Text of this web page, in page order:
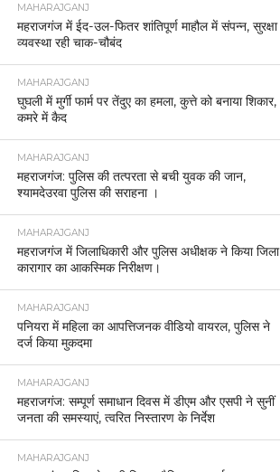
MAHARAJGANJ
महराजगंज में ईद-उल-फितर शांतिपूर्ण माहौल में संपन्न, सुरक्षा
व्यवस्था रही चाक-चौबंद
MAHARAJGANJ
घुघली में मुर्गी फार्म पर तेंदुए का हमला, कुत्ते को बनाया शिकार,
कमरे में कैद
MAHARAJGANJ
महराजगंज: पुलिस की तत्परता से बची युवक की जान,
श्यामदेउरवा पुलिस की सराहना ।
MAHARAJGANJ
महराजगंज में जिलाधिकारी और पुलिस अधीक्षक ने किया जिला
कारागार का आकस्मिक निरीक्षण।
MAHARAJGANJ
पनियरा में महिला का आपत्तिजनक वीडियो वायरल, पुलिस ने
दर्ज किया मुकदमा
MAHARAJGANJ
महराजगंज: सम्पूर्ण समाधान दिवस में डीएम और एसपी ने सुनीं
जनता की समस्याएं, त्वरित निस्तारण के निर्देश
MAHARAJGANJ